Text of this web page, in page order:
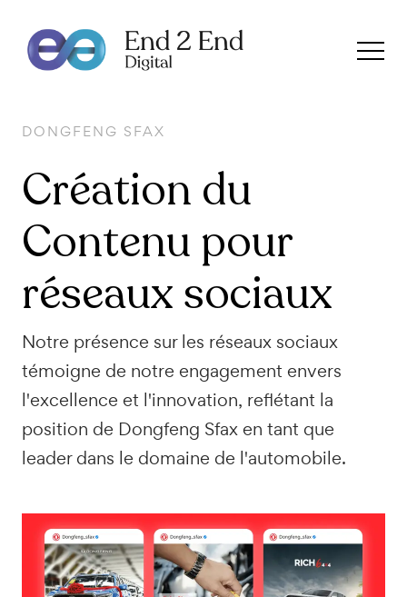
DONGFENG SFAX
Création du
Contenu pour
réseaux sociaux
Notre présence sur les réseaux sociaux
témoigne de notre engagement envers
l'excellence et l'innovation, reflétant la
position de Dongfeng Sfax en tant que
leader dans le domaine de l'automobile.